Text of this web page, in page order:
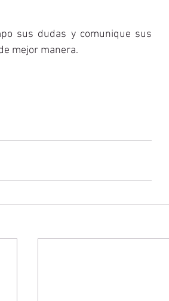
sus dudas y comunique sus
mejor manera.